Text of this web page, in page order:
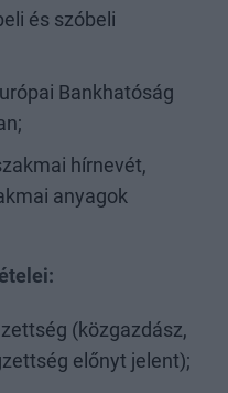
és szóbeli
Bankhatóság
hírnevét,
anyagok
(közgazdász,
előnyt jelent);